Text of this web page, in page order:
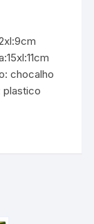
chocalho
plastico